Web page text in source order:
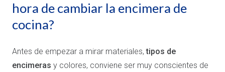
hora de cambiar la encimera de
cocina?
Antes de empezar a mirar materiales,tipos de
encimeras y colores, conviene ser muy conscientes de